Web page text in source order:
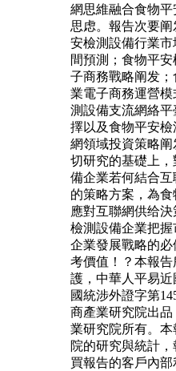
網思維融合食物
思虑。報告次要
安檢測設備行業
間預測；食物平
子商務戰略阐发
業電子商務運營
測設備支流網絡
擇以及食物平安
網領域投資策略
切研究的基礎上
備企業若何結合
的策略方案，為
應對互聯網供给
檢測設備企業把
企業發展戰略的
考價值！？本報
護，中華人平易近
國統涉外證字第
商產業研究院出
業研究院所有。
院的研究與統計
買報告的客戶內